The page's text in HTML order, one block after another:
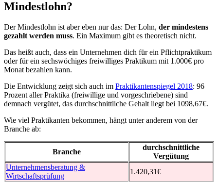
Mindestlohn?
Der Mindestlohn ist aber eben nur das: Der Lohn, der mindestens
gezahlt werden muss. Ein Maximum gibt es theoretisch nicht.
Das heißt auch, dass ein Unternehmen dich für ein Pflichtpraktikum
oder für ein sechswöchiges freiwilliges Praktikum mit 1.000€ pro
Monat bezahlen kann.
Die Entwicklung zeigt sich auch im Praktikantenspiegel 2018: 96
Prozent aller Praktika (freiwillige und vorgeschriebene) sind
demnach vergütet, das durchschnittliche Gehalt liegt bei 1098,67€.
Wie viel Praktikanten bekommen, hängt unter anderem von der
Branche ab:
Branche
durchschnittliche
Vergütung
Unternehmensberatung &
Wirtschaftsprüfung
1.420,31€